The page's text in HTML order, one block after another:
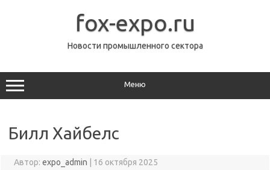
fox-expo.ru
Новости промышленного сектора
Меню
Билл Хайбелс
Автор: expo_admin 16 октября 2025